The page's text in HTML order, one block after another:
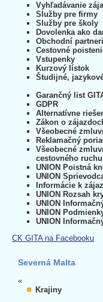
Vyhľadávanie
Služby pre firmy
Služby pre školy
Dovolenka ako
Obchodní partneri
Cestovné
Vstupenky
Kurzový lístok
Študijné,
Garančný list
GDPR
Alternatívne
Zákon o
Všeobecné
Reklamačný
Všeobecné
cestovného ruchu
UNION Poistná
UNION
Informácie k
UNION Rozsah
UNION
UNION
UNION
CK GITA na Facebooku
Severná Malta
«
Krajiny